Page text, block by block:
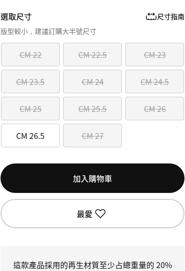
選取尺寸 尺寸指南
CM 22 CM 22.5 CM 23
CM 23.5 CM 24 CM 24.5
CM 25 CM 25.5 CM 26
CM 26.5 CM 27
版型較小，建議訂購大半號尺寸
加入購物車
最愛
這款產品採用的再生材質至少占總重量的 20%